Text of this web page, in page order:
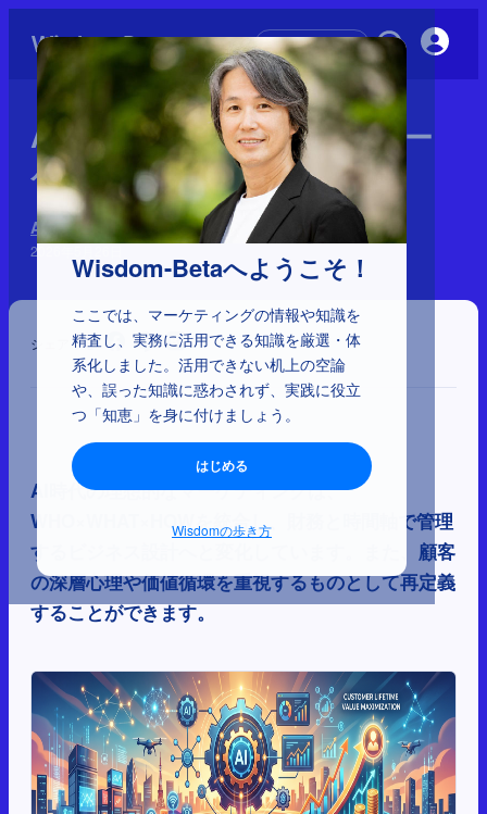
Wisdom-Betaへようこそ！
ここでは、マーケティングの情報や知識を
精査し、実務に活用できる知識を厳選・体
系化しました。活用できない机上の空論
や、誤った知識に惑わされず、実践に役立
つ「知恵」を身に付けましょう。
はじめる
Wisdomの歩き方
初めての方へ
AI時代における「理想的なマー
ケティング」の再定義
AI大変革時代のインパクト
2026年5月26日
シェア
AI時代の理想的なマーケティングは、
WHO×WHAT×HOWを統合し、財務と時間軸で管理
するビジネス設計へと変化しています。また、顧客
の深層心理や価値循環を重視するものとして再定義
することができます。